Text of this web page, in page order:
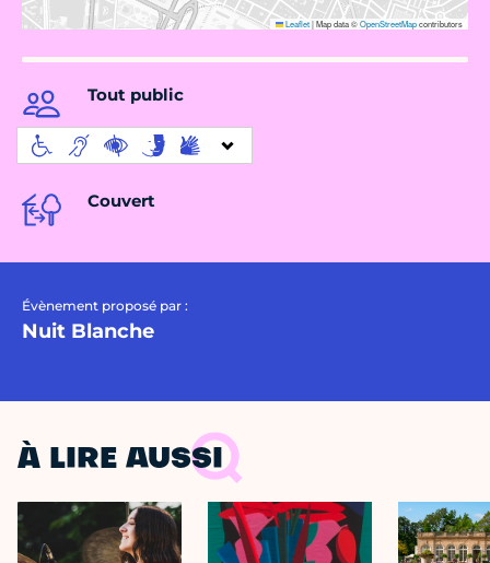
Leaflet|Map data ©OpenStreetMapcontributors
Tout public
Couvert
Évènement proposé par :
Nuit Blanche
À LIRE AUSSI